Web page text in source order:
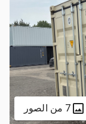
7 من الصور